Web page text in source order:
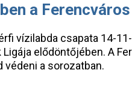
a
vízilabda csapata 14-
Ligája elődöntőjében. A
védeni a sorozatban.